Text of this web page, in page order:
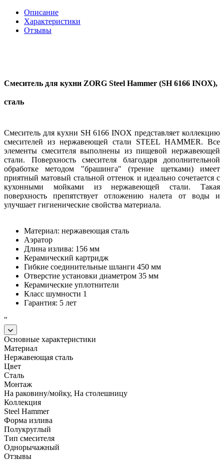
Описание
Характеристики
Отзывы
Смеситель для кухни ZORG Steel Hammer (SH 6166 INOX),
сталь
Смеситель для кухни SH 6166 INOX представляет коллекцию
смесителей из нержавеющей стали STEEL HAMMER. Все
элементы смесителя выполнены из пищевой нержавеющей
стали. Поверхность смесителя благодаря дополнительной
обработке методом "брашинга" (трение щетками) имеет
приятный матовый стальной оттенок и идеально сочетается с
кухонными мойками из нержавеющей стали. Такая
поверхность препятствует отложению налета от воды и
улучшает гигиенические свойства материала.
Материал: нержавеющая сталь
Аэратор
Длина излива: 156 мм
Керамический картридж
Гибкие соединительные шланги 450 мм
Отверстие установки диаметром 35 мм
Керамические уплотнители
Класс шумности 1
Гарантия: 5 лет
"
Основные характеристики
Материал
Нержавеющая сталь
Цвет
Сталь
Монтаж
На раковину/мойку, На столешницу
Коллекция
Steel Hammer
Форма излива
Полукруглый
Тип смесителя
Однорычажный
Отзывы